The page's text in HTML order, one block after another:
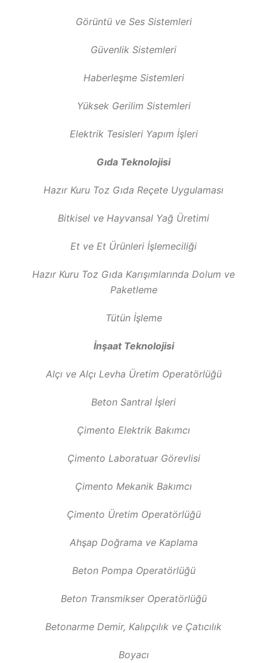
Görüntü ve Ses Sistemleri
Güvenlik Sistemleri
Haberleşme Sistemleri
Yüksek Gerilim Sistemleri
Elektrik Tesisleri Yapım İşleri
Gıda Teknolojisi
Hazır Kuru Toz Gıda Reçete Uygulaması
Bitkisel ve Hayvansal Yağ Üretimi
Et ve Et Ürünleri İşlemeciliği
Hazır Kuru Toz Gıda Karışımlarında Dolum ve
Paketleme
Tütün İşleme
İnşaat Teknolojisi
Alçı ve Alçı Levha Üretim Operatörlüğü
Beton Santral İşleri
Çimento Elektrik Bakımcı
Çimento Laboratuar Görevlisi
Çimento Mekanik Bakımcı
Çimento Üretim Operatörlüğü
Ahşap Doğrama ve Kaplama
Beton Pompa Operatörlüğü
Beton Transmikser Operatörlüğü
Betonarme Demir, Kalıpçılık ve Çatıcılık
Boyacı